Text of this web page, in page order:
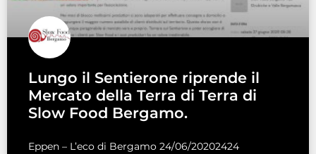
Lungo il Sentierone riprende il
Mercato della Terra di Terra di
Slow Food Bergamo.
Eppen – L’eco di Bergamo 24/06/20202424